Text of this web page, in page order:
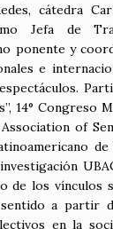
cátedra
Jefa de
ponente y
e
14° Congreso
of
de los vínculos
a partir
en la